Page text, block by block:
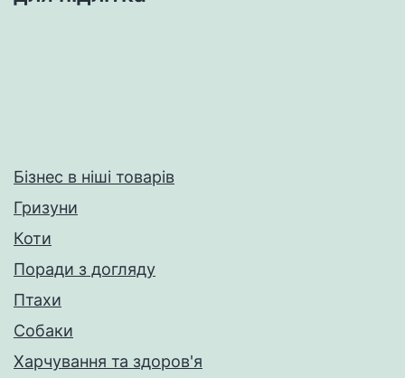
Бізнес в ніші товарів
Гризуни
Коти
Поради з догляду
Птахи
Собаки
Харчування та здоров'я